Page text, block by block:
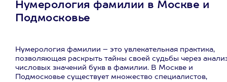
Нумерология фамилии в Москве и
Подмосковье
Нумерология фамилии – это увлекательная практика,
позволяющая раскрыть тайны своей судьбы через
числовых значений букв в фамилии. В Москве и
Подмосковье существует множество специалистов,